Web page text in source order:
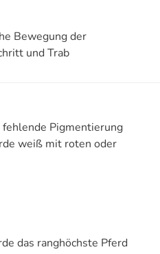
Bewegung der
und Trab
Pigmentierung
weiß mit roten oder
das ranghöchste Pferd